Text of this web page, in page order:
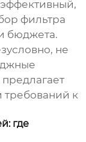
фильтра
бюджета.
не
к
где